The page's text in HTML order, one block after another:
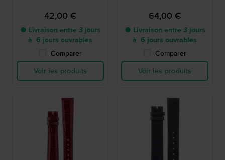
42,00 €
● Livraison entre 3 jours
à 6 jours ouvrables
Comparer
Voir les produits
64,00 €
● Livraison entre 3 jours
à 6 jours ouvrables
Comparer
Voir les produits